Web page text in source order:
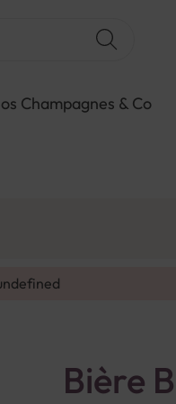
Champagnes & Co
Bière